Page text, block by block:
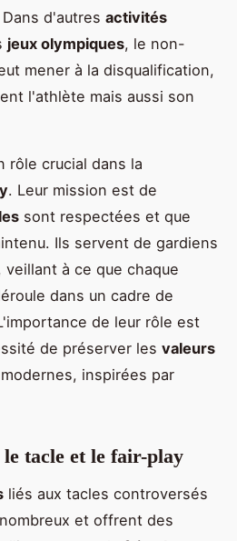
d'autres activités
jeux olympiques, le non-
mener à la disqualification,
l'athlète mais aussi son
rôle crucial dans la
. Leur mission est de
sont respectées et que
Ils servent de gardiens
veillant à ce que chaque
dans un cadre de
de leur rôle est
de préserver les valeurs
modernes, inspirées par
tacle et le fair-play
liés aux tacles controversés
et offrent des